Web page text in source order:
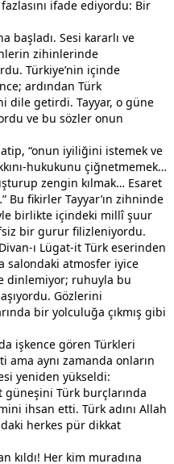
ifade ediyordu: Bir
başladı. Sesi kararlı ve
zihinlerinde
Türkiye’nin içinde
ardından Türk
dile getirdi. Tayyar, o güne
ve bu sözler onun
“onun iyiliğini istemek ve
hukukunu çiğnetmemek…
zengin kılmak… Esaret
Bu fikirler Tayyar’ın zihninde
birlikte içindeki millî şuur
bir gurur filizleniyordu.
ı Lügat-it Türk eserinden
salondaki atmosfer iyice
dinlemiyor; ruhuyla bu
Gözlerini
bir yolculuğa çıkmış gibi
işkence gören Türkleri
ama aynı zamanda onların
yeniden yükseldi:
güneşini Türk burçlarında
ihsan etti. Türk adını Allah
herkes pür dikkat
kıldı! Her kim muradına